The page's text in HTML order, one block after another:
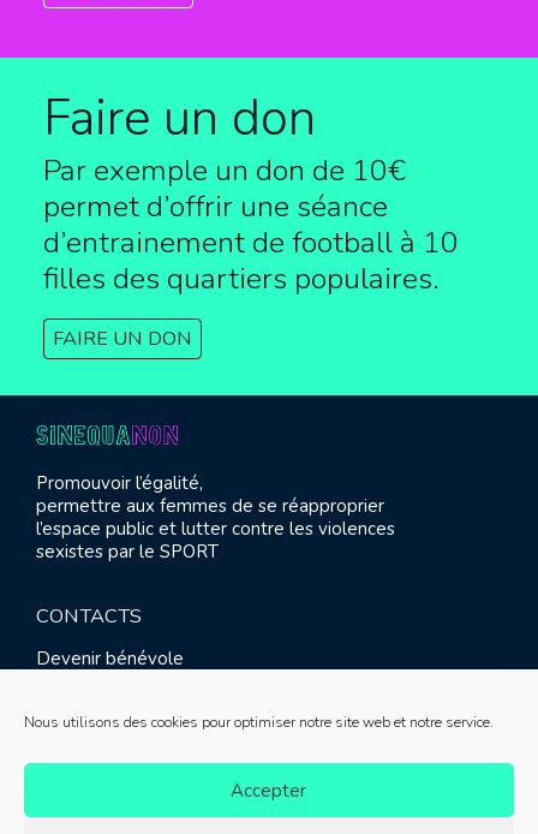
Nous utilisons des cookies pour optimiser notre site web et notre service.
Accepter
Faire un don
Par exemple un don de 10€
permet d’offrir une séance
d’entrainement de football à 10
filles des quartiers populaires.
FAIRE UN DON
Promouvoir l’égalité,
permettre aux femmes de se réapproprier
l’espace public et lutter contre les violences
sexistes par le SPORT
CONTACTS
Devenir bénévole
Contact